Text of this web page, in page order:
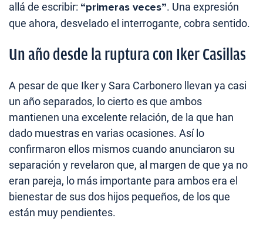
allá de escribir: “primeras veces”. Una expresión
que ahora, desvelado el interrogante, cobra sentido.
Un año desde la ruptura con Iker Casillas
A pesar de que Iker y Sara Carbonero llevan ya casi
un año separados, lo cierto es que ambos
mantienen una excelente relación, de la que han
dado muestras en varias ocasiones. Así lo
confirmaron ellos mismos cuando anunciaron su
separación y revelaron que, al margen de que ya no
eran pareja, lo más importante para ambos era el
bienestar de sus dos hijos pequeños, de los que
están muy pendientes.